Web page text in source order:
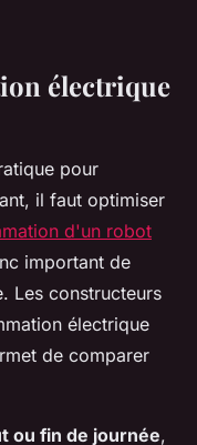
électrique
pour
il faut optimiser
d'un robot
important de
Les constructeurs
électrique
de comparer
ou fin de journée,